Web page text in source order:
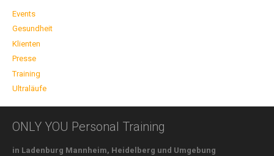
Events
Gesundheit
Klienten
Presse
Training
Ultraläufe
ONLY YOU Personal Training
in Ladenburg Mannheim, Heidelberg und Umgebung